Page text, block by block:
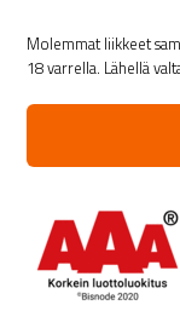
Molemmat liikkeet
18 varrella. Lähellä